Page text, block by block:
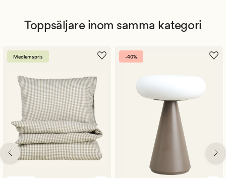
Toppsäljare inom samma kategori
Medlemspris -40%